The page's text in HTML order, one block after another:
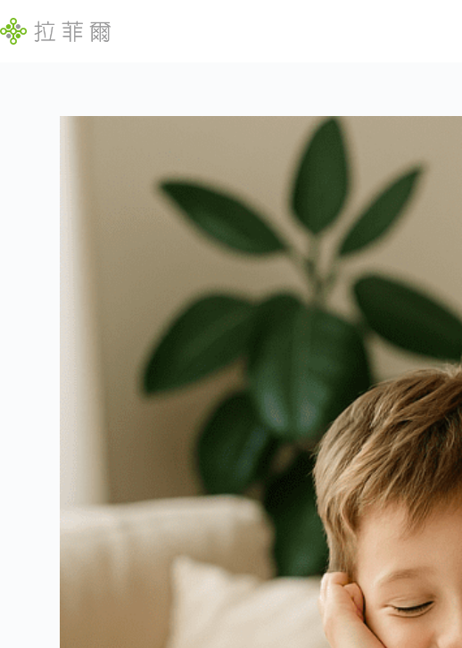
至